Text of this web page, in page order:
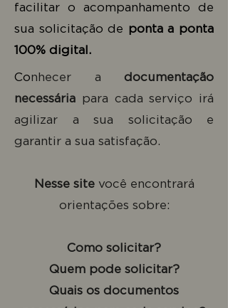
facilitar o acompanhamento de
sua solicitação de ponta a ponta
100% digital.
Conhecer a documentação
necessária para cada serviço irá
agilizar a sua solicitação e
garantir a sua satisfação.
Nesse sitevocê encontrará
orientações sobre:
Como solicitar?
Quem pode solicitar?
Quais os documentos